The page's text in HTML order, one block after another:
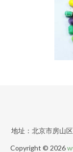
地址：北京市房山
Copyright © 2026